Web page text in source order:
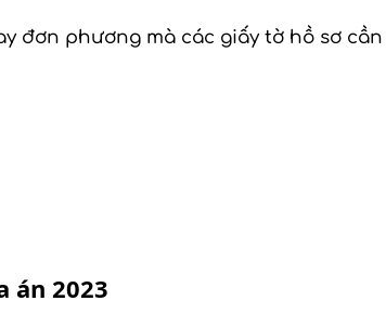
đơn phương mà các giấy tờ hồ sơ
án 2023